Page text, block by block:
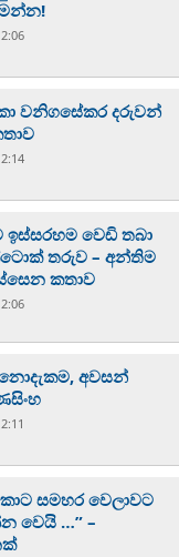
වනිගසේකර දරුවන්
ඉස්සරහම වෙඩි තබා
තරුව – අන්තිම
කතාව
අවසන්
සමහර වෙලාවට
වෙයි …” –